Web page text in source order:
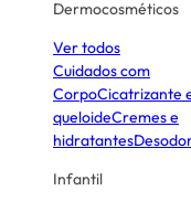
Dermocosméticos
Ver todos
Cuidados com
CorpoCicatrizante
queloideCremes e
hidratantes
Infantil